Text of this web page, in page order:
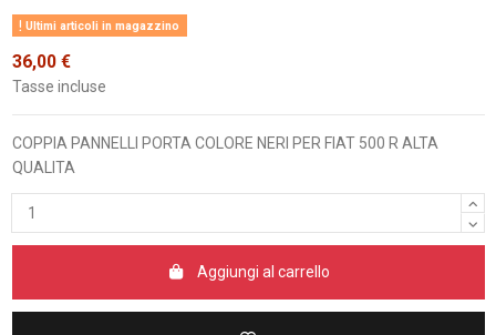
Ultimi articoli in magazzino
36,00 €
Tasse incluse
COPPIA PANNELLI PORTA COLORE NERI PER FIAT 500 R ALTA
QUALITA
Aggiungi al carrello